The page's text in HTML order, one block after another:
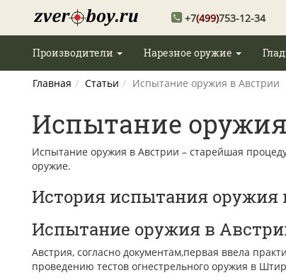
+7(499)753-12-34
Производители Нарезное оружие
Главная Статьи Испытание оружия в Австрии
Испытание
Испытание оружия в Австрии – старейшая
оружие.
История испытания оружия
Испытание оружия в
Австрия, согласно документам,первая ввела
проведению тестов огнестрельного оружия в